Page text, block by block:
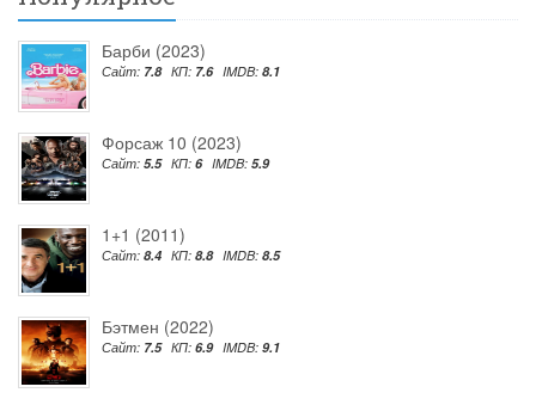
Барби (2023)
Сайт: 7.8 КП: 7.6 IMDB: 8.1
Форсаж 10 (2023)
Сайт: 5.5 КП: 6 IMDB: 5.9
1+1 (2011)
Сайт: 8.4 КП: 8.8 IMDB: 8.5
Бэтмен (2022)
Сайт: 7.5 КП: 6.9 IMDB: 9.1